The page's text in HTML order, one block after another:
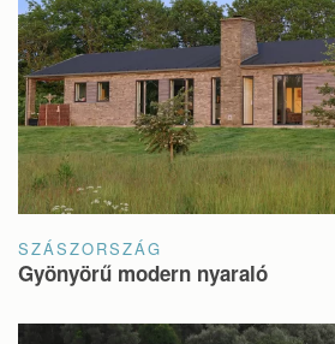
SZÁSZORSZÁG
Gyönyörű modern nyaraló